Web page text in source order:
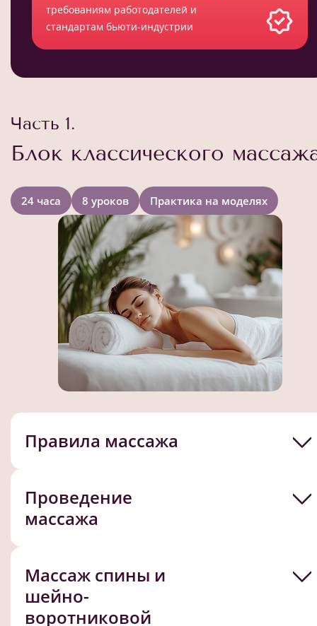
требованиям работодателей и
стандартам бьюти-индустрии
Часть 1.
Блок классического
24 часа 8 уроков Практика на моделях
Правила массажа
Проведение
массажа
Массаж спины и
шейно-
воротниковой